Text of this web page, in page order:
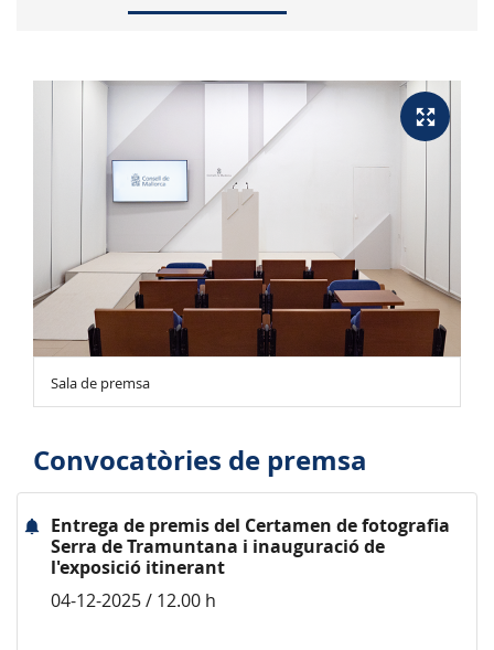
Sala de premsa
Convocatòries de premsa
Entrega de premis del Certamen de fotografia
Serra de Tramuntana i inauguració de
l'exposició itinerant
04-12-2025 / 12.00 h